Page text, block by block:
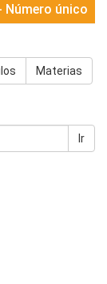
Número único
Materias
Ir